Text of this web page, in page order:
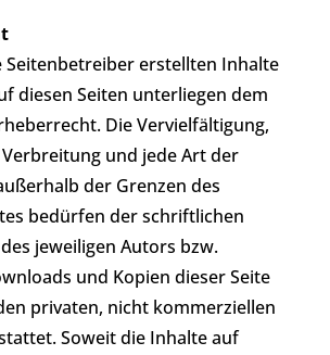
Seitenbetreiber erstellten Inhalte
diesen Seiten unterliegen dem
Die Vervielfältigung,
und jede Art der
der Grenzen des
bedürfen der schriftlichen
jeweiligen Autors bzw.
und Kopien dieser Seite
privaten, nicht kommerziellen
Soweit die Inhalte auf